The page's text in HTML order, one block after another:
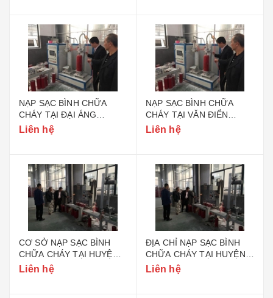
NẠP SẠC BÌNH CHỮA
CHÁY TẠI ĐẠI ÁNG
HUYỆN THANH TRÌ HÀ
Liên hệ
NẠP SẠC BÌNH CHỮA
CHÁY TẠI VĂN ĐIỂN
HUYỆN THANH TRÌ HÀ
Liên hệ
CƠ SỞ NẠP SẠC BÌNH
CHỮA CHÁY TẠI HUYỆN
THANH TRÌ HÀ NỘI
Liên hệ
ĐỊA CHỈ NẠP SẠC BÌNH
CHỮA CHÁY TẠI HUYỆN
THANH TRÌ HÀ NỘI
Liên hệ